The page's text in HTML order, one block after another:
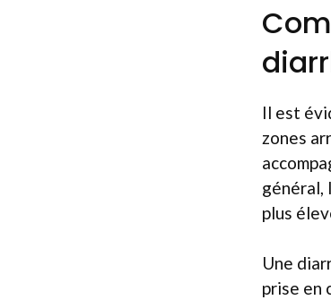
Il est
zones
général,
plus
Une
prise en